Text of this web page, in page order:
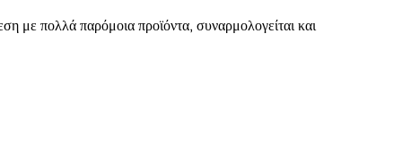
με πολλά παρόμοια προϊόντα, συναρμολογείται και